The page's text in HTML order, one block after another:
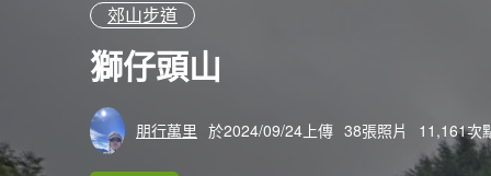
郊山步道
獅仔頭山
朋行萬里 於2024/09/24上傳 38張照片 11,161次